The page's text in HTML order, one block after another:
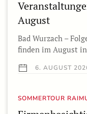
August
Bad Wurzach –
finden im August
6. AUGUST
SOMMERTOUR